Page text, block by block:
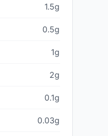
1.5g
0.5g
1g
2g
0.1g
0.03g